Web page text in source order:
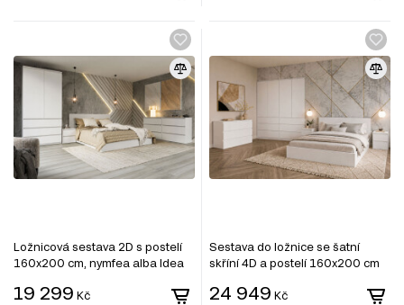
Ložnicová sestava 2D s postelí
160x200 cm, nymfea alba Idea
19 299 Kč
Sestava do ložnice se šatní
skříní 4D a postelí 160x200 cm
Idea
24 949 Kč